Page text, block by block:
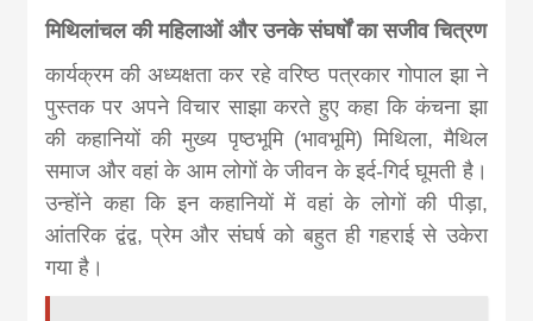
मिथिलांचल की महिलाओं और उनके संघर्षों का सजीव चित्रण
कार्यक्रम की अध्यक्षता कर रहे वरिष्ठ पत्रकार गोपाल झा ने
पुस्तक पर अपने विचार साझा करते हुए कहा कि कंचना झा
की कहानियों की मुख्य पृष्ठभूमि (भावभूमि) मिथिला, मैथिल
समाज और वहां के आम लोगों के जीवन के इर्द-गिर्द घूमती है।
उन्होंने कहा कि इन कहानियों में वहां के लोगों की पीड़ा,
आंतरिक द्वंद्व, प्रेम और संघर्ष को बहुत ही गहराई से उकेरा
गया है।